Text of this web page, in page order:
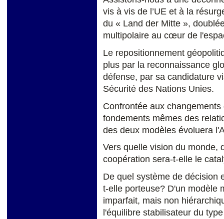
vis à vis de l’UE et à la
du « Land der Mitte »,
multipolaire au cœur de
Le repositionnement
plus par la reconnaissance
défense, par sa candidature
Sécurité des Nations Unies.
Confrontée aux
fondements mêmes des
des deux modèles évoluera
Vers quelle vision du monde,
coopération sera-t-elle le
De quel système de décision
t-elle porteuse? D'un modèle
imparfait, mais non
l'équilibre stabilisateur du